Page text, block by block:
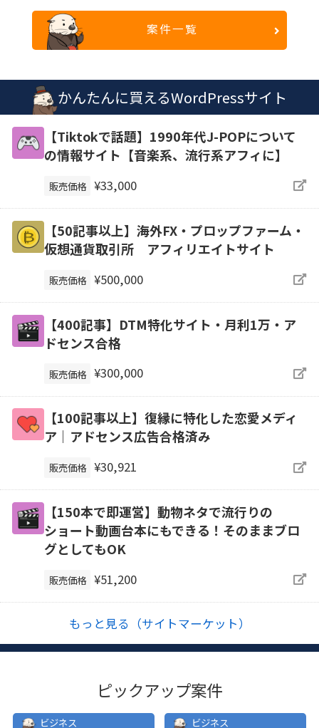
案件一覧
かんたんに買えるWordPressサイト
【Tiktokで話題】1990年代J-POPについて
の情報サイト【音楽系、流行系アフィに】
販売価格 ¥33,000
【50記事以上】海外FX・プロップファーム・
仮想通貨取引所 アフィリエイトサイト
販売価格 ¥500,000
【400記事】DTM特化サイト・月利1万・ア
ドセンス合格
販売価格 ¥300,000
【100記事以上】復縁に特化した恋愛メディ
ア｜アドセンス広告合格済み
販売価格 ¥30,921
【150本で即運営】動物ネタで流行りの
ショート動画台本にもできる！そのままブロ
グとしてもOK
販売価格 ¥51,200
もっと見る（サイトマーケット）
ピックアップ案件
ビジネス ビジネス